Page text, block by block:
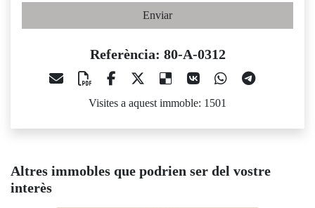
Enviar
Referència: 80-A-0312
Visites a aquest immoble: 1501
Altres immobles que podrien ser del vostre
interès